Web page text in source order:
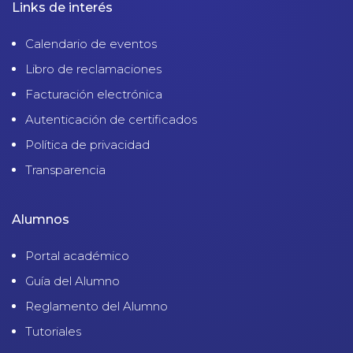
Links de interés
Calendario de eventos
Libro de reclamaciones
Facturación electrónica
Autenticación de certificados
Política de privacidad
Transparencia
Alumnos
Portal académico
Guía del Alumno
Reglamento del Alumno
Tutoriales